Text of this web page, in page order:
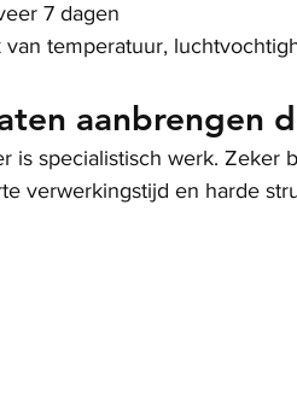
7 dagen
temperatuur,
aanbrengen
is specialistisch werk. Zeker
verwerkingstijd en harde